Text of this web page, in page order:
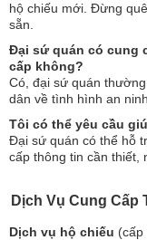
hộ chiếu mới. Đừng
sẵn.
Đại sứ quán có cung
cấp không?
Có, đại sứ quán
dân về tình hình an
Tôi có thể yêu cầu
Đại sứ quán có thể hỗ
cấp thông tin cần thiết,
Dịch Vụ Cung Cấp
Dịch vụ hộ chiếu (cấp